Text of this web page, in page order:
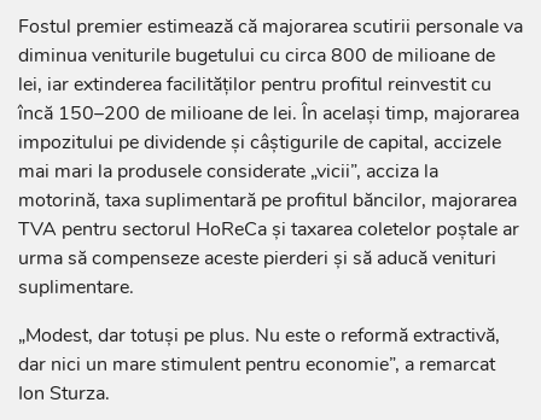
Fostul premier estimează că majorarea scutirii personale va
diminua veniturile bugetului cu circa 800 de milioane de
lei, iar extinderea facilităților pentru profitul reinvestit cu
încă 150–200 de milioane de lei. În același timp, majorarea
impozitului pe dividende și câștigurile de capital, accizele
mai mari la produsele considerate „vicii”, acciza la
motorină, taxa suplimentară pe profitul băncilor, majorarea
TVA pentru sectorul HoReCa și taxarea coletelor poștale ar
urma să compenseze aceste pierderi și să aducă venituri
suplimentare.
„Modest, dar totuși pe plus. Nu este o reformă extractivă,
dar nici un mare stimulent pentru economie”, a remarcat
Ion Sturza.